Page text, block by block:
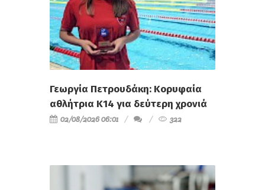
Γεωργία Πετρουδάκη: Κορυφαία
αθλήτρια Κ14 για δεύτερη χρονιά
02/08/2026 06:01 322